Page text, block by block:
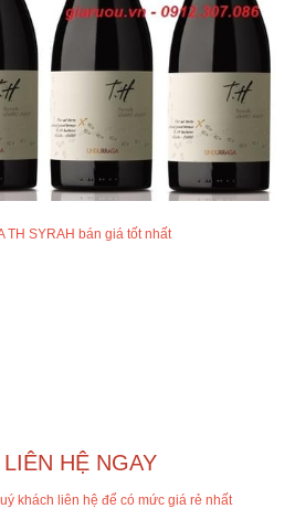
TH SYRAH bán giá tốt nhất
HỆ NGAY
khách liên hệ để có mức giá rẻ nhất